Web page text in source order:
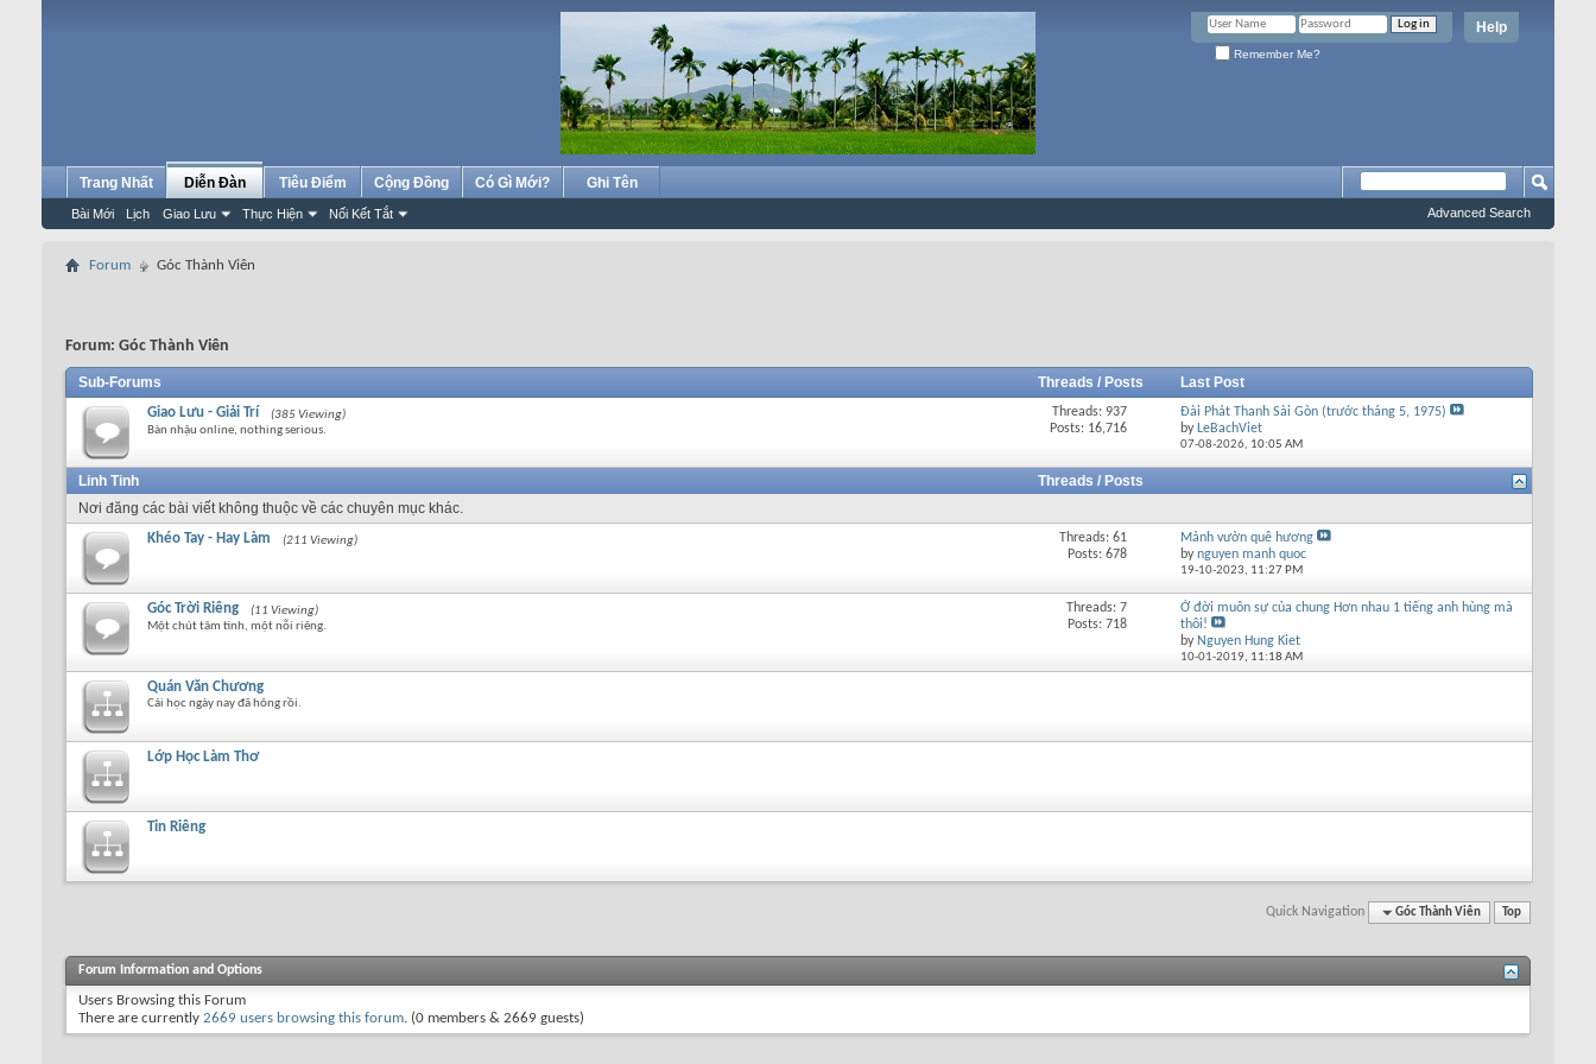
Help
Remember Me?
Trang Nhất Diễn Đàn
Bài Mới Lịch Giao Lưu Thực Hiện Nối Kết Tắt
Tiêu Điểm Cộng Đồng Có Gì Mới? Ghi Tên
Advanced Search
Forum Góc Thành Viên
Forum: Góc Thành Viên
Sub-Forums Threads / Posts Last Post
Giao Lưu - Giải Trí
(385 Viewing)
Bàn nhậu online, nothing serious.
Threads: 937
Posts: 16,716
Đài Phát Thanh Sài Gòn (trước tháng 5, 1975)
by LeBachViet
07-08-2026, 10:05 AM
Linh Tinh
Threads / Posts
Nơi đăng các bài viết không thuộc về các chuyên mục khác.
Khéo Tay - Hay Làm (211 Viewing)
Threads: 61
Posts: 678
Mảnh vườn quê hương
bynguyen manh quoc
19-10-2023, 11:27 PM
Góc Trời Riêng
(11 Viewing)
Một chút tâm tình, một nỗi riêng.
Threads: 7
Posts: 718
Ở đời muôn sự của chung Hơn nhau 1 tiếng anh hùng mà
thôi!
by Nguyen Hung Kiet
10-01-2019, 11:18 AM
Quán Văn Chương
Cái học ngày nay đã hỏng rồi.
Lớp Học Làm Thơ
Tin Riêng
Quick Navigation Góc Thành Viên Top
Forum Information and Options
Users Browsing this Forum
There are currently 2669 users browsing this forum. (0 members & 2669 guests)